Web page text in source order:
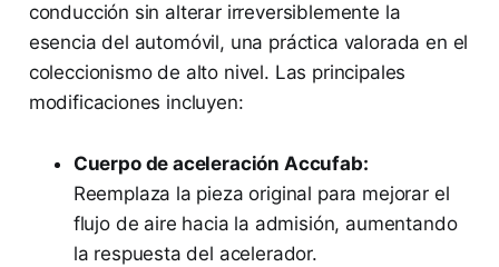
conducción sin alterar irreversiblemente la
esencia del automóvil, una práctica valorada en el
coleccionismo de alto nivel. Las principales
modificaciones incluyen:
Cuerpo de aceleración Accufab:
Reemplaza la pieza original para mejorar el
flujo de aire hacia la admisión, aumentando
la respuesta del acelerador.